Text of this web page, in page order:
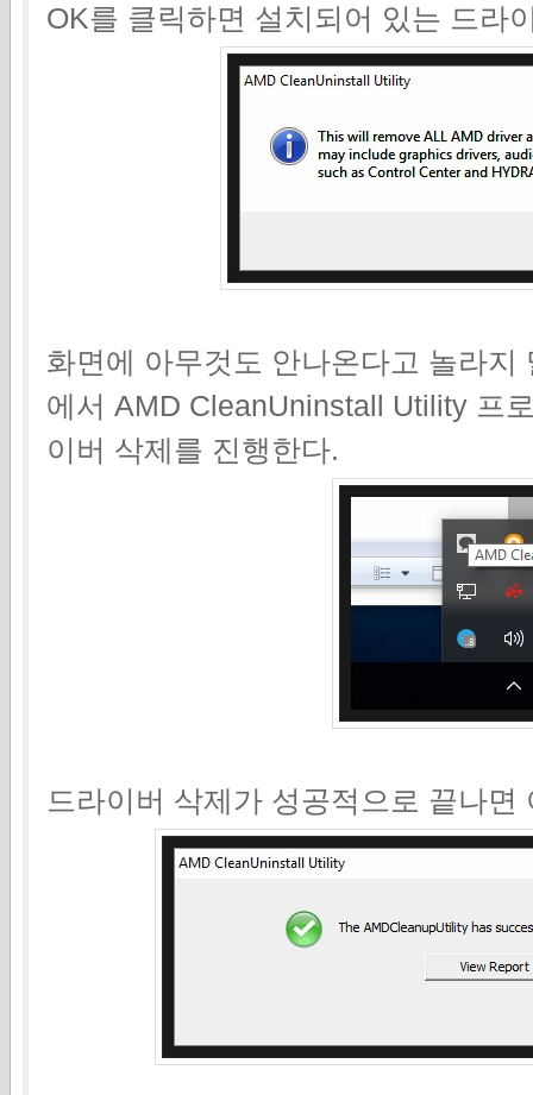
OK를 클릭하면 설치되어 있는 드라
화면에 아무것도 안나온다고 놀라
에서 AMD CleanUninstall Utility 프
이버 삭제를 진행한다.
드라이버 삭제가 성공적으로 끝나면